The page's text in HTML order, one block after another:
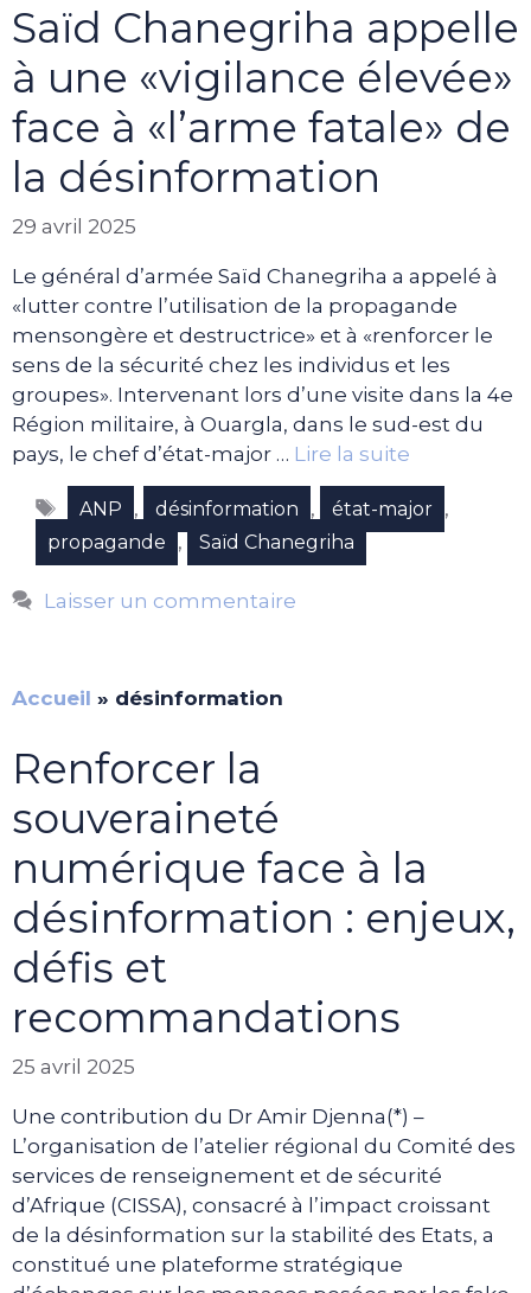
Saïd Chanegriha appelle
à une «vigilance élevée»
face à «l’arme fatale» de
la désinformation
29 avril 2025
Le général d’armée Saïd Chanegriha a appelé à
«lutter contre l’utilisation de la propagande
mensongère et destructrice» et à «renforcer le
sens de la sécurité chez les individus et les
groupes». Intervenant lors d’une visite dans la 4e
Région militaire, à Ouargla, dans le sud-est du
pays, le chef d’état-major … Lire la suite
Étiquettes
ANP , désinformation , état-major ,
propagande , Saïd Chanegriha
Laisser un commentaire
Accueil » désinformation
Renforcer la
souveraineté
numérique face à la
désinformation : enjeux,
défis et
recommandations
25 avril 2025
Une contribution du Dr Amir Djenna(*) –
L’organisation de l’atelier régional du Comité des
services de renseignement et de sécurité
d’Afrique (CISSA), consacré à l’impact croissant
de la désinformation sur la stabilité des Etats, a
constitué une plateforme stratégique